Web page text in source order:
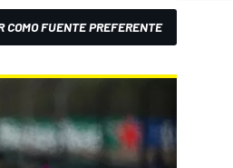
COMO FUENTE PREFERENTE